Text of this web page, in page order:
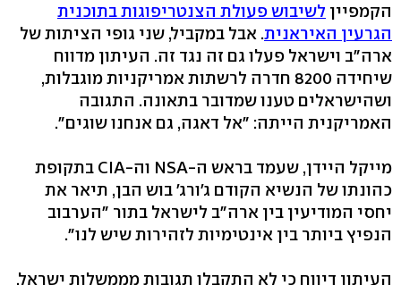
הקמפיין לשיבוש פעולת הצנטריפוגות בתוכנית
הגרעין האיראנית. אבל במקביל, שני גופי הציתות של
ארה"ב וישראל פעלו גם זה נגד זה. העיתון מדווח
שיחידה 8200 חדרה לרשתות אמריקניות מוגבלות,
ושהישראלים טענו שמדובר בתאונה. התגובה
האמריקנית הייתה: "אל דאגה, גם אנחנו שוגים".
מייקל היידן, שעמד בראש ה-NSA וה-CIA בתקופת
כהונתו של הנשיא הקודם ג'ורג' בוש הבן, תיאר את
יחסי המודיעין בין ארה"ב לישראל בתור "הערבוב
הנפיץ ביותר בין אינטימיות לזהירות שיש לנו".
העיתון דיווח כי לא התקבלו תגובות מממשלות ישראל,